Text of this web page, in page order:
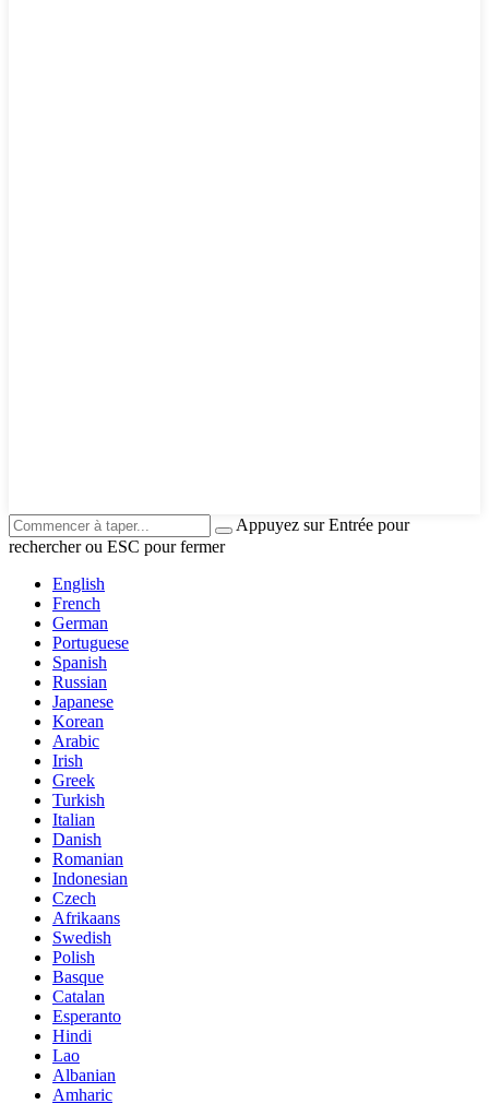
Appuyez sur Entrée pour
rechercher ou ESC pour fermer
English
French
German
Portuguese
Spanish
Russian
Japanese
Korean
Arabic
Irish
Greek
Turkish
Italian
Danish
Romanian
Indonesian
Czech
Afrikaans
Swedish
Polish
Basque
Catalan
Esperanto
Hindi
Lao
Albanian
Amharic